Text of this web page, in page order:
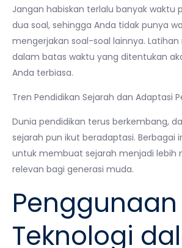
Jangan habiskan terlalu banyak waktu
dua soal, sehingga Anda tidak punya
mengerjakan soal-soal lainnya.
dalam batas waktu yang ditentukan
Anda terbiasa.
Tren Pendidikan Sejarah dan Adaptasi
Dunia pendidikan terus berkembang,
sejarah pun ikut beradaptasi. Berbagai
untuk membuat sejarah menjadi lebih
relevan bagi generasi muda.
Penggunaan
Teknologi